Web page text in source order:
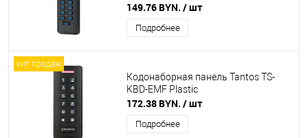
149.76 BYN. / шт
Подробнее
хит продаж
Кодонаборная панель Tantos TS-
KBD-EMF Plastic
172.38 BYN. / шт
Подробнее